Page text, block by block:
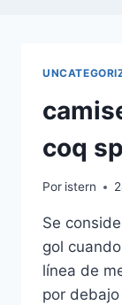
coq
Por istern
Se
gol
línea de
por